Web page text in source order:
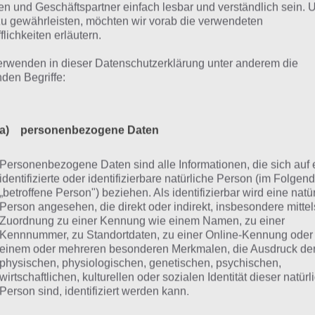
es mit der Lösung zu Level 11 von 100 Inferno
wir bereits hatten. Auch hier muss man zur Lösung
ziehen und nun den Hammer aufnehmen. Mit diesem
Escape Lösung mehrmals auf das Glas bis dieses
können.
Inferno Escape Level 12 Lösung
geht es mit der 100 Inferno Escape Level 12
blauen Punkte zählen, die im Level aufleuchten und
Nullen eintragen.
sind dabei die blauen und rechts die roten
Punkte. Entsprechend ist unten als Lösung zu Level 12
einzutragen.
und Geschäftspartner einfach lesbar und verständlich sein.
gewährleisten, möchten wir vorab die verwendeten
erläutern.
in dieser Datenschutzerklärung unter anderem die
Begriffe:
a) personenbezogene Daten
Personenbezogene Daten sind alle Informationen, die sich auf
identifizierte oder identifizierbare natürliche Person (im
„betroffene Person") beziehen. Als identifizierbar wird eine
Person angesehen, die direkt oder indirekt, insbesondere
Zuordnung zu einer Kennung wie einem Namen, zu einer
Kennnummer, zu Standortdaten, zu einer Online-Kennung oder
einem oder mehreren besonderen Merkmalen, die Ausdruck
physischen, physiologischen, genetischen, psychischen,
wirtschaftlichen, kulturellen oder sozialen Identität dieser
Person sind, identifiziert werden kann.